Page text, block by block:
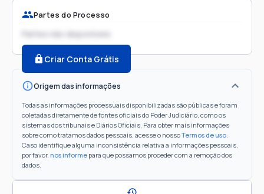
Partes do Processo
Partes não disponíveis
Criar Conta Grátis
Origem das informações
Todas as informações processuais disponibilizadas são públicas e foram
coletadas diretamente de fontes oficiais do Poder Judiciário, como os
sistemas dos tribunais e Diários Oficiais. Para obter mais informações
sobre como tratamos dados pessoais, acesse o nossoTermos de uso.
Caso identifique alguma inconsistência relativa a informações pessoais,
por favor, nos informe para que possamos proceder com a remoção dos
dados.